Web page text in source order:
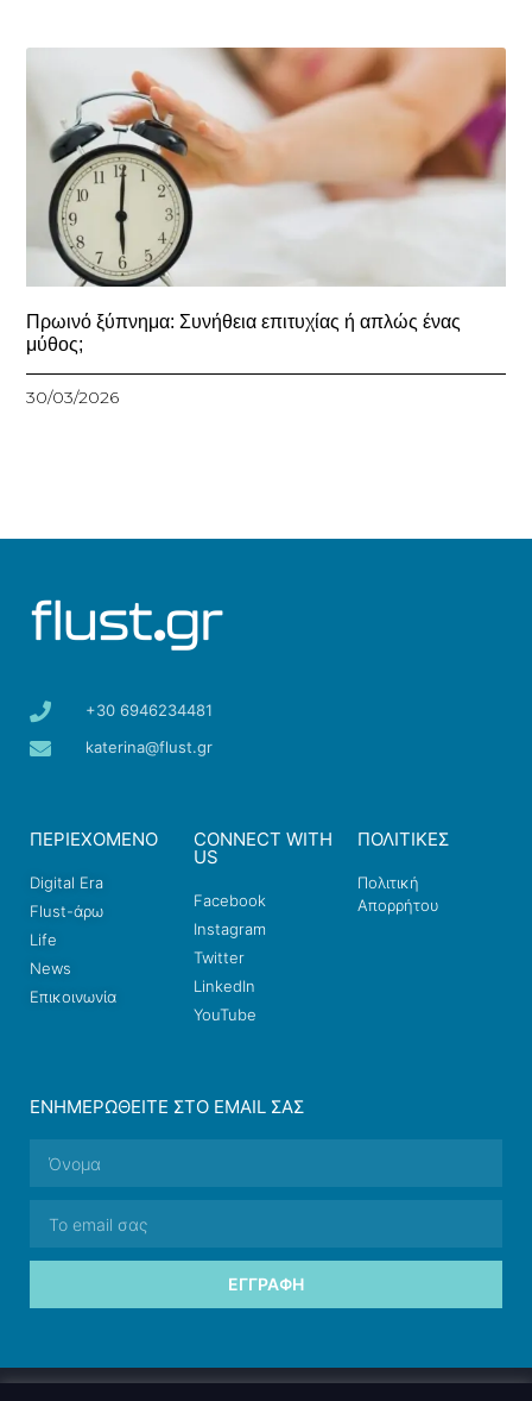
Πρωινό ξύπνημα: Συνήθεια επιτυχίας ή απλώς ένας
μύθος;
30/03/2026
+30 6946234481
katerina@flust.gr
ΠΕΡΙΕΧΟΜΕΝΟ
Digital Era
Flust-άρω
Life
News
Επικοινωνία
CONNECT WITH
US
Facebook
Instagram
Twitter
LinkedIn
YouTube
ΠΟΛΙΤΙΚΕΣ
Πολιτική
Απορρήτου
ΕΝΗΜΕΡΩΘΕΊΤΕ ΣΤΟ EMAIL ΣΑΣ
ΕΓΓΡΑΦΉ